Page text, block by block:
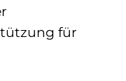
für